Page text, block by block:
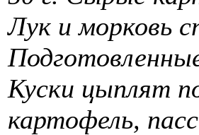
Лук и морковь
Куски цыплят
картофель,